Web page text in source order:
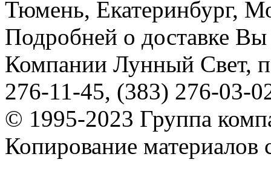
Тюмень, Екатеринбург,
Подробней о доставке
Компании Лунный Свет,
276-11-45, (383) 276-03-
© 1995-2023 Группа
Копирование материалов